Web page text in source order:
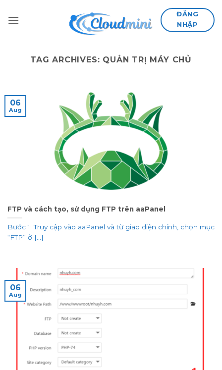
ĐĂNG
NHẬP
TAG ARCHIVES: QUẢN TRỊ MÁY CHỦ
FTP và cách tạo, sử dụng FTP trên aaPanel
Bước 1: Truy cập vào aaPanel và từ giao diện chính, chọn mục
“FTP” ở [...]
06
Aug
06
Aug